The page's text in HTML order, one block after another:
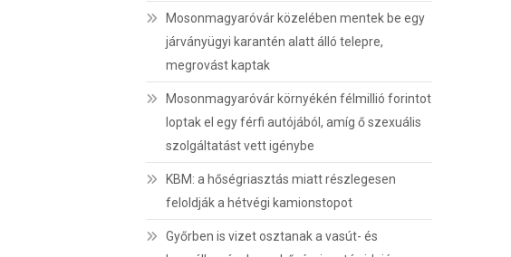
Mosonmagyaróvár közelében mentek be egy
járványügyi karantén alatt álló telepre,
megrovást kaptak
Mosonmagyaróvár környékén félmillió forintot
loptak el egy férfi autójából, amíg ő szexuális
szolgáltatást vett igénybe
KBM: a hőségriasztás miatt részlegesen
feloldják a hétvégi kamionstopot
Győrben is vizet osztanak a vasút- és